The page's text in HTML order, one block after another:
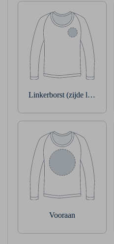
Linkerborst (zijde linkerarm)
Vooraan